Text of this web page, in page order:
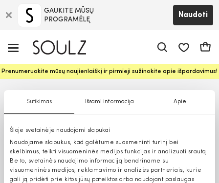
Sutikimas Išsami informacija Apie
Šioje svetainėje naudojami slapukai
Naudojame slapukus, kad galėtume suasmeninti turinį bei
skelbimus, teikti visuomeninės medijos funkcijas ir analizuoti srautą.
Be to, svetainės naudojimo informaciją bendriname su
visuomeninės medijos, reklamavimo ir analizės partneriais, kurie
gali ją pridėti prie kitos jūsų pateiktos arba naudojant paslaugas
GAUKITE MŪSŲ
PROGRAMĖLĘ
Naudoti
Prenumeruokite mūsų naujienlaiškį ir pirmieji sužinokite apie išpardavimus!